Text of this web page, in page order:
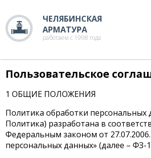
ЧЕЛЯБИНСКАЯ
АРМАТУРА
работаем с 1998 года
Пользовательское
1 ОБЩИЕ ПОЛОЖЕНИЯ
Политика обработки персональных
Политика) разработана в
Федеральным законом от
персональных данных» (далее – ФЗ-